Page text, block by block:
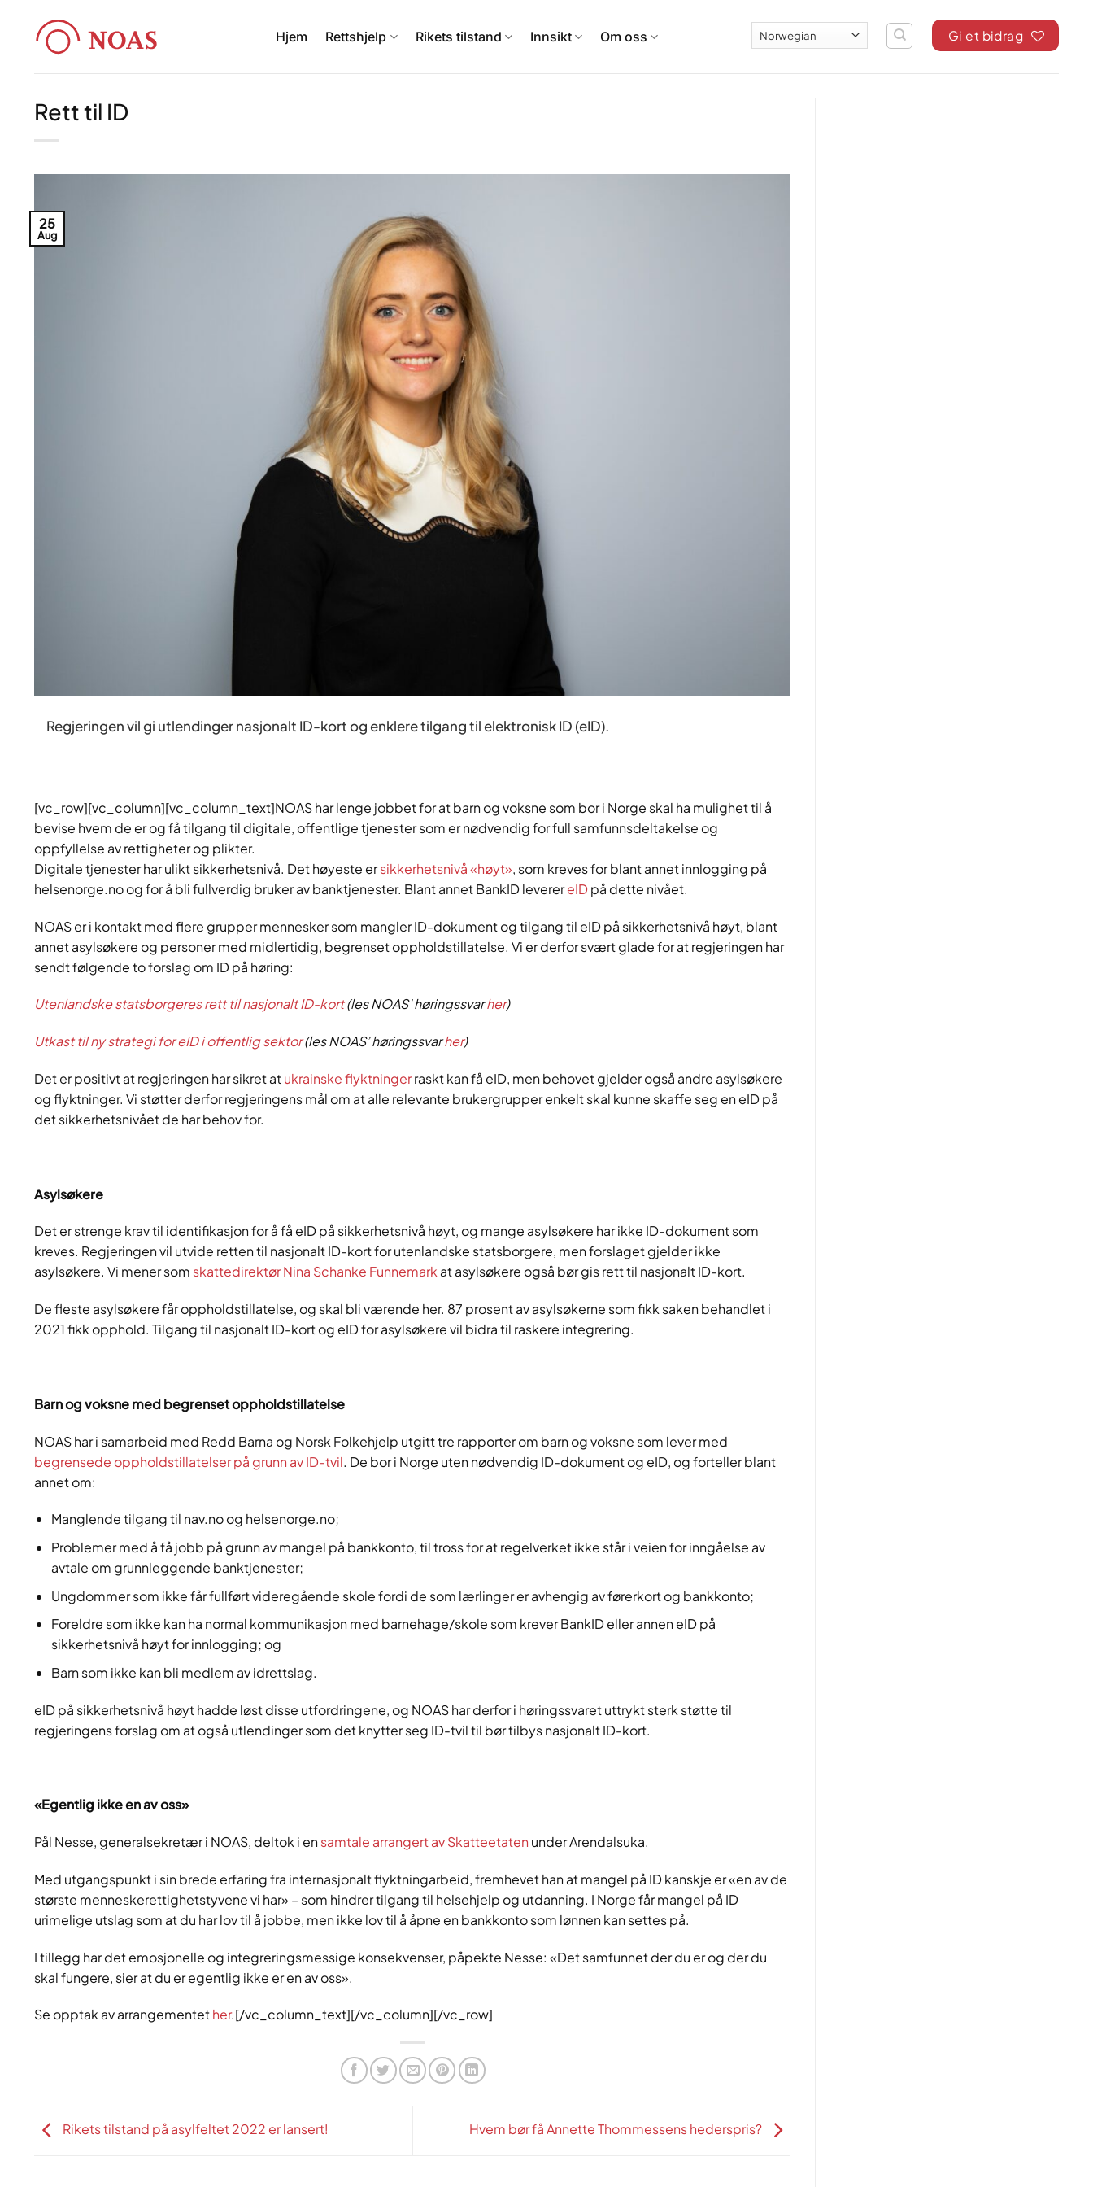
content
Hjem Rettshjelp Rikets tilstand Innsikt Om oss Gi et bidrag
Rett til ID
25
Aug
Regjeringen vil gi utlendinger nasjonalt ID-kort og enklere tilgang til elektronisk ID (eID).
[vc_row][vc_column][vc_column_text]NOAS har lenge jobbet for at barn og voksne som bor i Norge skal ha mulighet til å
bevise hvem de er og få tilgang til digitale, offentlige tjenester som er nødvendig for full samfunnsdeltakelse og
oppfyllelse av rettigheter og plikter.
Digitale tjenester har ulikt sikkerhetsnivå. Det høyeste ersikkerhetsnivå «høyt», som kreves for blant annet innlogging på
helsenorge.no og for å bli fullverdig bruker av banktjenester. Blant annet BankID leverereIDpå dette nivået.
NOAS er i kontakt med flere grupper mennesker som mangler ID-dokument og tilgang til eID på sikkerhetsnivå høyt, blant
annet asylsøkere og personer med midlertidig, begrenset oppholdstillatelse. Vi er derfor svært glade for at regjeringen har
sendt følgende to forslag om ID på høring:
Utenlandske statsborgeres rett til nasjonalt ID-kort(les NOAS’ høringssvarher)
Utkast til ny strategi for eID i offentlig sektor(les NOAS’ høringssvarher)
Det er positivt at regjeringen har sikret atukrainske flyktningerraskt kan få eID, men behovet gjelder også andre asylsøkere
og flyktninger. Vi støtter derfor regjeringens mål om at alle relevante brukergrupper enkelt skal kunne skaffe seg en eID på
det sikkerhetsnivået de har behov for.
Asylsøkere
Det er strenge krav til identifikasjon for å få eID på sikkerhetsnivå høyt, og mange asylsøkere har ikke ID-dokument som
kreves. Regjeringen vil utvide retten til nasjonalt ID-kort for utenlandske statsborgere, men forslaget gjelder ikke
asylsøkere. Vi mener som skattedirektør Nina Schanke Funnemarkat asylsøkere også bør gis rett til nasjonalt ID-kort.
De fleste asylsøkere får oppholdstillatelse, og skal bli værende her. 87 prosent av asylsøkerne som fikk saken behandlet i
2021 fikk opphold. Tilgang til nasjonalt ID-kort og eID for asylsøkere vil bidra til raskere integrering.
Barn og voksne med begrenset oppholdstillatelse
NOAS har i samarbeid med Redd Barna og Norsk Folkehjelp utgitt tre rapporter om barn og voksne som lever med
begrensede oppholdstillatelser på grunn av ID-tvil. De bor i Norge uten nødvendig ID-dokument og eID, og forteller blant
annet om:
Manglende tilgang til nav.no og helsenorge.no;
Problemer med å få jobb på grunn av mangel på bankkonto, til tross for at regelverket ikke står i veien for inngåelse av
avtale om grunnleggende banktjenester;
Ungdommer som ikke får fullført videregående skole fordi de som lærlinger er avhengig av førerkort og bankkonto;
Foreldre som ikke kan ha normal kommunikasjon med barnehage/skole som krever BankID eller annen eID på
sikkerhetsnivå høyt for innlogging; og
Barn som ikke kan bli medlem av idrettslag.
eID på sikkerhetsnivå høyt hadde løst disse utfordringene, og NOAS har derfor i høringssvaret uttrykt sterk støtte til
regjeringens forslag om at også utlendinger som det knytter seg ID-tvil til bør tilbys nasjonalt ID-kort.
«Egentlig ikke en av oss»
Pål Nesse, generalsekretær i NOAS, deltok i ensamtale arrangert av Skatteetaten under Arendalsuka.
Med utgangspunkt i sin brede erfaring fra internasjonalt flyktningarbeid, fremhevet han at mangel på ID kanskje er «en av de
største menneskerettighetstyvene vi har» – som hindrer tilgang til helsehjelp og utdanning. I Norge får mangel på ID
urimelige utslag som at du har lov til å jobbe, men ikke lov til å åpne en bankkonto som lønnen kan settes på.
I tillegg har det emosjonelle og integreringsmessige konsekvenser, påpekte Nesse: «Det samfunnet der du er og der du
skal fungere, sier at du er egentlig ikke er en av oss».
Se opptak av arrangementether.[/vc_column_text][/vc_column][/vc_row]
Rikets tilstand på asylfeltet 2022 er lansert! Hvem bør få Annette Thommessens hederspris?